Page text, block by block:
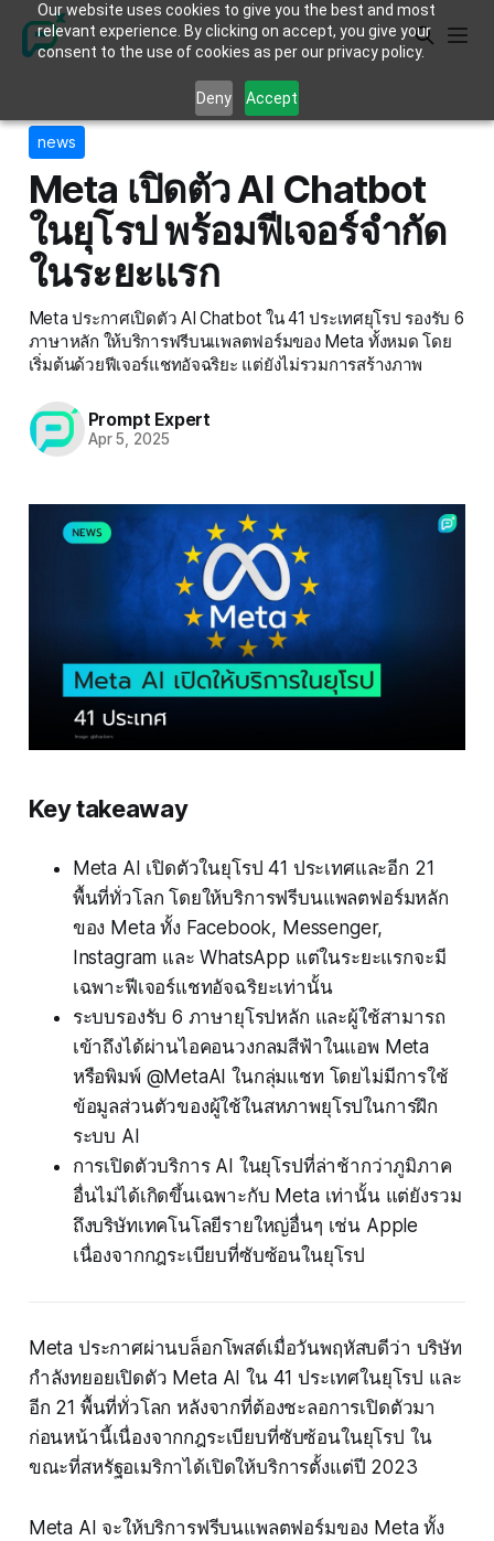
Our website uses cookies to give you the best and most
relevant experience. By clicking on accept, you give your
consent to the use of cookies as per our privacy policy.
Deny Accept
news
Meta เปิดตัว AI Chatbot
ในยุโรป พร้อมฟีเจอร์จำกัด
ในระยะแรก
Meta ประกาศเปิดตัว AI Chatbot ใน 41 ประเทศยุโรป รองรับ 6
ภาษาหลัก ให้บริการฟรีบนแพลตฟอร์มของ Meta ทั้งหมด โดย
เริ่มต้นด้วยฟีเจอร์แชทอัจฉริยะ แต่ยังไม่รวมการสร้างภาพ
Prompt Expert
Apr 5, 2025
Key takeaway
Meta AI เปิดตัวในยุโรป 41 ประเทศและอีก 21
พื้นที่ทั่วโลก โดยให้บริการฟรีบนแพลตฟอร์มหลัก
ของ Meta ทั้ง Facebook, Messenger,
Instagram และ WhatsApp แต่ในระยะแรกจะมี
เฉพาะฟีเจอร์แชทอัจฉริยะเท่านั้น
ระบบรองรับ 6 ภาษายุโรปหลัก และผู้ใช้สามารถ
เข้าถึงได้ผ่านไอคอนวงกลมสีฟ้าในแอพ Meta
หรือพิมพ์ @MetaAI ในกลุ่มแชท โดยไม่มีการใช้
ข้อมูลส่วนตัวของผู้ใช้ในสหภาพยุโรปในการฝึก
ระบบ AI
การเปิดตัวบริการ AI ในยุโรปที่ล่าช้ากว่าภูมิภาค
อื่นไม่ได้เกิดขึ้นเฉพาะกับ Meta เท่านั้น แต่ยังรวม
ถึงบริษัทเทคโนโลยีรายใหญ่อื่นๆ เช่น Apple
เนื่องจากกฎระเบียบที่ซับซ้อนในยุโรป
Meta ประกาศผ่านบล็อกโพสต์เมื่อวันพฤหัสบดีว่า บริษัท
กำลังทยอยเปิดตัว Meta AI ใน 41 ประเทศในยุโรป และ
อีก 21 พื้นที่ทั่วโลก หลังจากที่ต้องชะลอการเปิดตัวมา
ก่อนหน้านี้เนื่องจากกฎระเบียบที่ซับซ้อนในยุโรป ใน
ขณะที่สหรัฐอเมริกาได้เปิดให้บริการตั้งแต่ปี 2023
Meta AI จะให้บริการฟรีบนแพลตฟอร์มของ Meta ทั้ง